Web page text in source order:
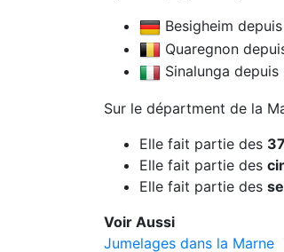
Besigheim
Quaregnon
Sinalunga
Sur le départment de la
Elle fait partie des 37
Elle fait partie des
Elle fait partie des
Voir Aussi
Jumelages dans la Marne